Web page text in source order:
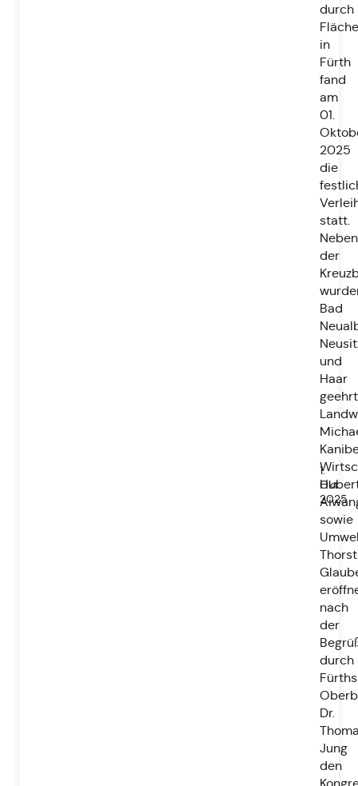
1.
Okt.
2025
durch
in
Fürth
fand
am
01.
2025
die
statt.
Neben
der
Bad
und
Haar
sowie
nach
der
durch
Fürths
Dr.
Jung
den